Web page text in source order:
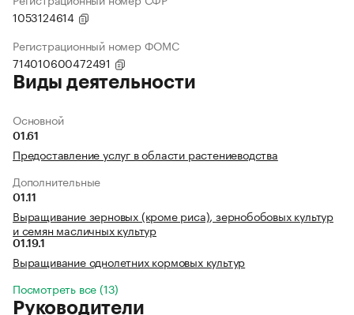
1053124614
Регистрационный номер ФОМС
714010600472491
Виды деятельности
Основной
01.61
Предоставление услуг в области растениеводства
Дополнительные
01.11
Выращивание зерновых (кроме риса), зернобобовых культур
и семян масличных культур
01.19.1
Выращивание однолетних кормовых культур
Посмотреть все (13)
Руководители